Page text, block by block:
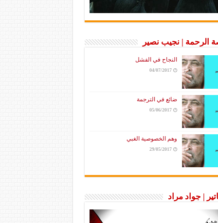
الرحمة | نجيب نصير
النجاح في الفشل
04/07/2017
ضائع في الترجمة
05/06/2017
وهم الخصوصية الغبي
29/05/2017
| جواد مراد